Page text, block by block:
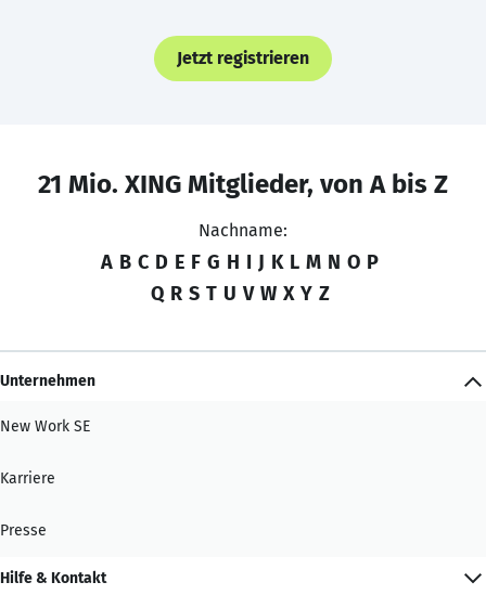
Jetzt registrieren
21 Mio. XING Mitglieder, von A bis Z
Nachname:
A B C D E F G H I J K L M N O P
Q R S T U V W X Y Z
Unternehmen
New Work SE
Karriere
Presse
Hilfe & Kontakt